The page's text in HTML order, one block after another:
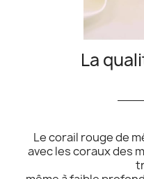
La
Le corail rouge de
avec les coraux des